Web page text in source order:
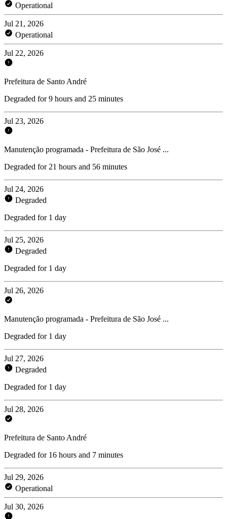
Operational
Jul 21, 2026
Operational
Jul 22, 2026
Prefeitura de Santo André
Degraded for 9 hours and 25 minutes
Jul 23, 2026
Manutenção programada - Prefeitura de São José ...
Degraded for 21 hours and 56 minutes
Jul 24, 2026
Degraded
Degraded for 1 day
Jul 25, 2026
Degraded
Degraded for 1 day
Jul 26, 2026
Manutenção programada - Prefeitura de São José ...
Degraded for 1 day
Jul 27, 2026
Degraded
Degraded for 1 day
Jul 28, 2026
Prefeitura de Santo André
Degraded for 16 hours and 7 minutes
Jul 29, 2026
Operational
Jul 30, 2026